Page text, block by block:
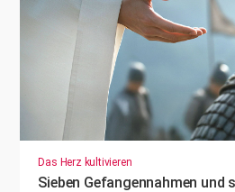
Das Herz kultivieren
Sieben Gefangennahmen und